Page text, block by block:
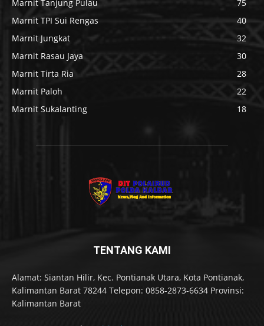
Marnit Tanjung Pulau
75
Marnit TPI Sui Rengas
40
Marnit Jungkat
32
Marnit Rasau Jaya
30
Marnit Tirta Ria
28
Marnit Paloh
22
Marnit Sukalanting
18
TENTANG KAMI
Alamat: Siantan Hilir, Kec. Pontianak Utara, Kota Pontianak,
Kalimantan Barat 78244 Telepon: 0858-2873-6634 Provinsi:
Kalimantan Barat